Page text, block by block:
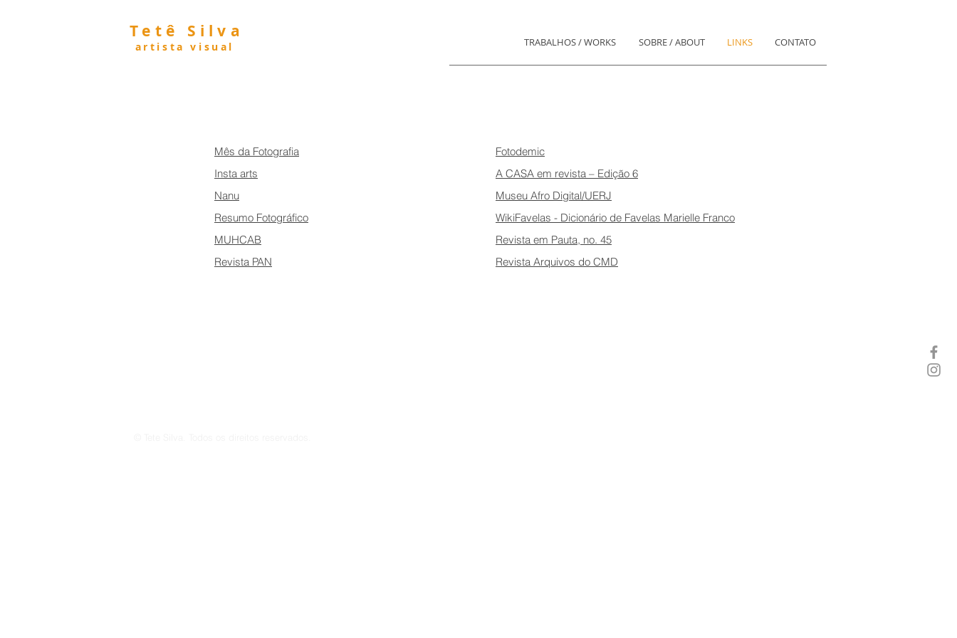
Tetê Silva
artista visual TRABALHOS / WORKS SOBRE / ABOUT LINKS CONTATO
Mês da Fotografia
Insta arts
Nanu
Resumo Fotográfico
MUHCAB
Revista PAN
Fotodemic
A CASA em revista – Edição 6
Museu Afro Digital/UERJ
WikiFavelas - Dicionário de Favelas Marielle Franco
Revista em Pauta, no. 45
Revista Arquivos do CMD